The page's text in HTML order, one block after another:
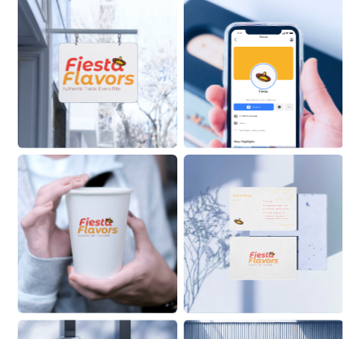
Stroy Highlights
9:41
Fiesta
Fiesta
New playground. Same kid.
2.3M Followers
Actor
See Fiesta ’s About Info
Follow
Sansan Zhang
Position
555 6999
ZhangSan@Alaskanoil.com
Alaska Oil and Energy Corp.
Lane 88, Happiness &
Prosperity Community,
Prosperous Business Street
Alaskanoil.com